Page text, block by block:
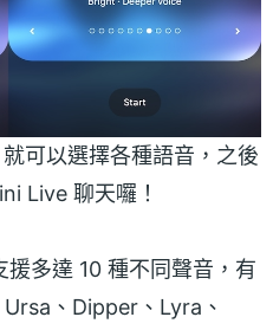
可以選擇各種語音，之後
Live 聊天囉！
多達 10 種不同聲音，有
、Dipper、Lyra、